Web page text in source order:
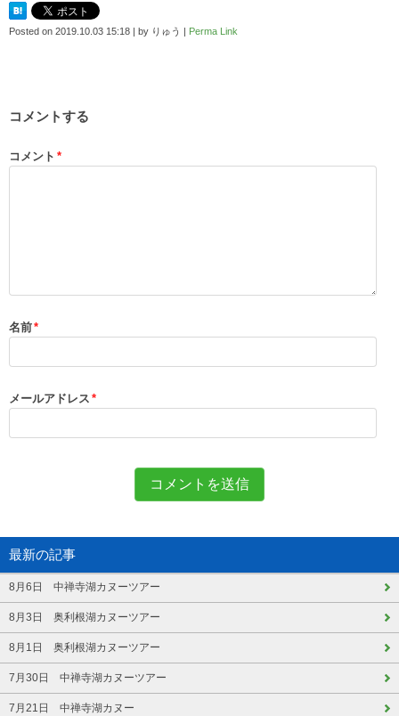
Posted on 2019.10.03 15:18 | by りゅう | Perma Link
コメントする
コメント *
名前*
メールアドレス *
最新の記事
8月6日 中禅寺湖カヌーツアー
8月3日 奥利根湖カヌーツアー
8月1日 奥利根湖カヌーツアー
7月30日 中禅寺湖カヌーツアー
7月21日 中禅寺湖カヌー